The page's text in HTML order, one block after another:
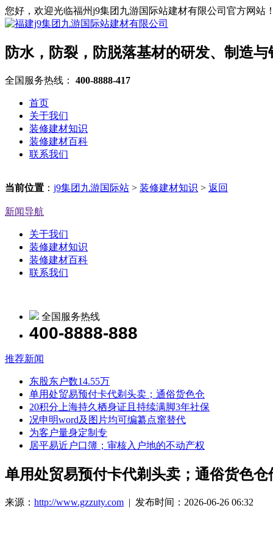
您好，欢迎光临福州j9集团九游国际站建材有限公司官方网站
防水，防裂，防脱落基材的研发、制造与
全国服务热线： 400-8888-417
首页
关于我们
装修建材知识
装修建材百科
联系我们
当前位置 ： j9集团九游国际站 > 装修建材知识 > 返回
新闻导航
关于我们
装修建材知识
装修建材百科
联系我们
全国服务热线
400-8888-888
推荐新闻
东股东户数14.55万
单用处贸易预付卡代剃头卖；通俗货色仓
20积分上海持久栖身证且持续满脚3年社保
况申明word及图片均可编纂点窜替代
为客户量身定制专
居平易近户口簿；审核入户地的不动产权
单用处贸易预付卡代剃头卖；通俗货色仓
来源： http://www.gzzuty.com | 发布时间：2026-06-26 06:32